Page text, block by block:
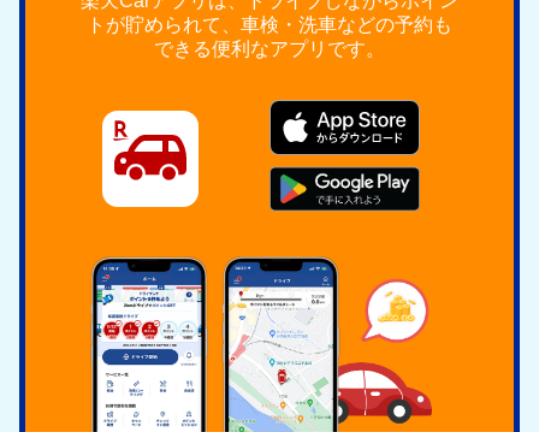
トが貯められて、車検・洗車などの予約も
できる便利なアプリです。